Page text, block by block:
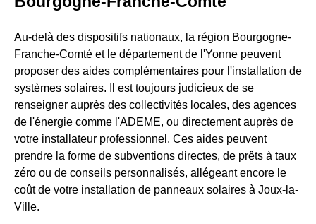
Au-delà des dispositifs nationaux, la région Bourgogne-
Franche-Comté et le département de l'Yonne peuvent
proposer des aides complémentaires pour l'installation de
systèmes solaires. Il est toujours judicieux de se
renseigner auprès des collectivités locales, des agences
de l'énergie comme l'ADEME, ou directement auprès de
votre installateur professionnel. Ces aides peuvent
prendre la forme de subventions directes, de prêts à taux
zéro ou de conseils personnalisés, allégeant encore le
coût de votre installation de panneaux solaires à Joux-la-
Ville.